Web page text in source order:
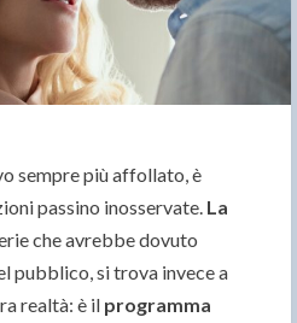
sempre più affollato, è
passino inosservate. La
che avrebbe dovuto
pubblico, si trova invece a
realtà: è il programma